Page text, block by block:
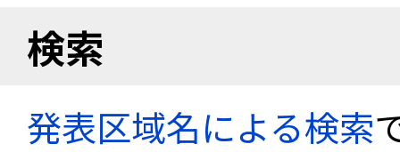
検索
発表区域名による検索